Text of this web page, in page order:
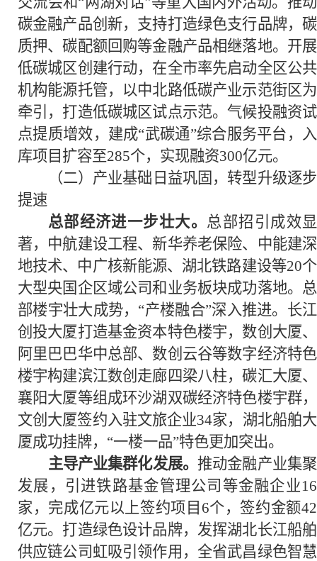
碳金融产品创新，支持打造绿色支行品牌，碳
质押、碳配额回购等金融产品相继落地。开展
低碳城区创建行动，在全市率先启动全区公共
机构能源托管，以中北路低碳产业示范街区为
牵引，打造低碳城区试点示范。气候投融资试
点提质增效，建成“武碳通”综合服务平台，入
库项目扩容至285个，实现融资300亿元。
（二）产业基础日益巩固，转型升级逐步
提速
总部经济进一步壮大。 总部招引成效显
著，中航建设工程、新华养老保险、中能建深
地技术、中广核新能源、湖北铁路建设等20个
大型央国企区域公司和业务板块成功落地。总
部楼宇壮大成势，“产楼融合”深入推进。长江
创投大厦打造基金资本特色楼宇，数创大厦、
阿里巴巴华中总部、数创云谷等数字经济特色
楼宇构建滨江数创走廊四梁八柱，碳汇大厦、
襄阳大厦等组成环沙湖双碳经济特色楼宇群，
文创大厦签约入驻文旅企业34家，湖北船舶大
厦成功挂牌，“一楼一品”特色更加突出。
主导产业集群化发展。推动金融产业集聚
发展，引进铁路基金管理公司等金融企业16
家，完成亿元以上签约项目6个，签约金额42
亿元。打造绿色设计品牌，发挥湖北长江船舶
供应链公司虹吸引领作用，全省武昌绿色智慧